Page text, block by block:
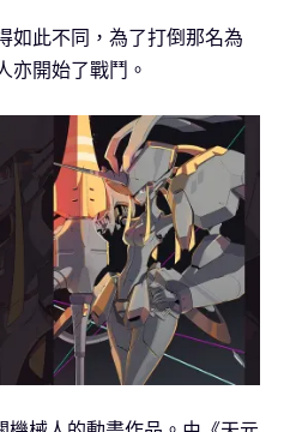
如此不同，為了打倒那名為
亦開始了戰鬥。